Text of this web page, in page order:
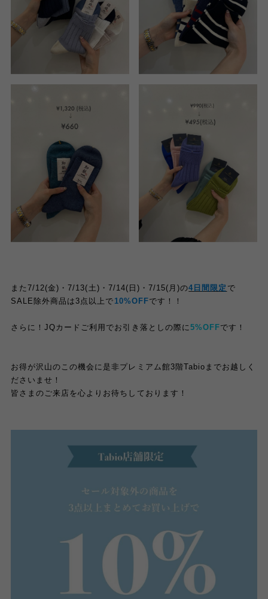
また7/12(金)・7/13(土)・7/14(日)・7/15(月)の4日間限定 で
SALE除外商品 は3点以上で 10%OFFです！！
さらに！JQカードご利用でお引き落としの際に5%OFFです！
お得が沢山のこの機会に是非プレミアム館3階Tabioまでお越しく
ださいませ！
皆さまのご来店を心よりお待ちしております！